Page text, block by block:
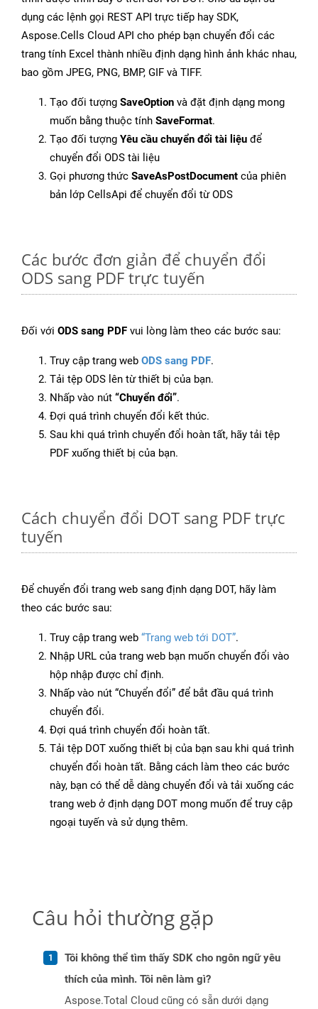
dụng các lệnh gọi REST API trực tiếp hay SDK,
Aspose.Cells Cloud API cho phép bạn chuyển đổi các
trang tính Excel thành nhiều định dạng hình ảnh khác nhau,
bao gồm JPEG, PNG, BMP, GIF và TIFF.
Tạo đối tượng SaveOption và đặt định dạng mong
muốn bằng thuộc tính SaveFormat.
Tạo đối tượng Yêu cầu chuyển đổi tài liệu để
chuyển đổi ODS tài liệu
Gọi phương thức SaveAsPostDocument của phiên
bản lớp CellsApi để chuyển đổi từ ODS
Các bước đơn giản để chuyển đổi
ODS sang PDF trực tuyến
Đối với ODS sang PDF vui lòng làm theo các bước sau:
Truy cập trang web ODS sang PDF.
Tải tệp ODS lên từ thiết bị của bạn.
Nhấp vào nút “Chuyển đổi”.
Đợi quá trình chuyển đổi kết thúc.
Sau khi quá trình chuyển đổi hoàn tất, hãy tải tệp
PDF xuống thiết bị của bạn.
Cách chuyển đổi DOT sang PDF trực
tuyến
Để chuyển đổi trang web sang định dạng DOT, hãy làm
theo các bước sau:
Truy cập trang web “Trang web tới DOT”.
Nhập URL của trang web bạn muốn chuyển đổi vào
hộp nhập được chỉ định.
Nhấp vào nút “Chuyển đổi” để bắt đầu quá trình
chuyển đổi.
Đợi quá trình chuyển đổi hoàn tất.
Tải tệp DOT xuống thiết bị của bạn sau khi quá trình
chuyển đổi hoàn tất. Bằng cách làm theo các bước
này, bạn có thể dễ dàng chuyển đổi và tải xuống các
trang web ở định dạng DOT mong muốn để truy cập
ngoại tuyến và sử dụng thêm.
Câu hỏi thường gặp
Tôi không thể tìm thấy SDK cho ngôn ngữ yêu
thích của mình. Tôi nên làm gì?
Aspose.Total Cloud cũng có sẵn dưới dạng